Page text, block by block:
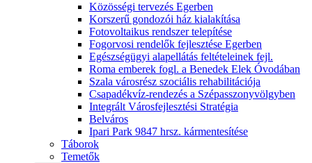
Közösségi tervezés Egerben
Korszerű gondozói ház kialakítása
Fotovoltaikus rendszer telepítése
Fogorvosi rendelők fejlesztése Egerben
Egészségügyi alapellátás feltételeinek fejl.
Roma emberek fogl. a Benedek Elek Óvodában
Szala városrész szociális rehabilitációja
Csapadékvíz-rendezés a Szépasszonyvölgyben
Integrált Városfejlesztési Stratégia
Belváros
Ipari Park 9847 hrsz. kármentesítése
Táborok
Temetők